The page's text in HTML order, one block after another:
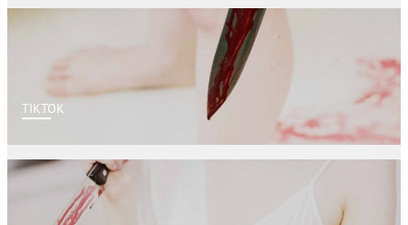
TIKTOK